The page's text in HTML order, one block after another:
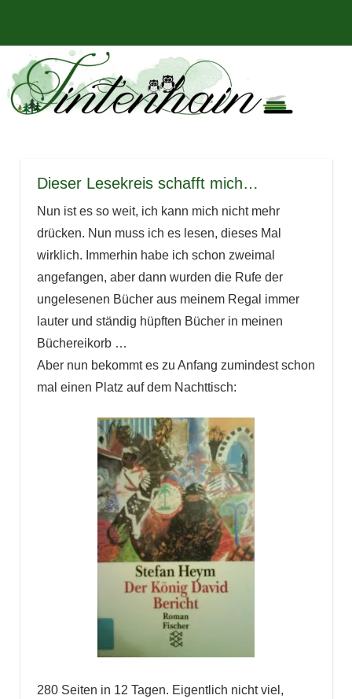
springen
Tintenhain
–
Der
Rezensionen
und
mehr
Dieser Lesekreis schafft mich…
Nun ist es so weit, ich kann mich nicht mehr
drücken. Nun muss ich es lesen, dieses Mal
wirklich. Immerhin habe ich schon zweimal
angefangen, aber dann wurden die Rufe der
ungelesenen Bücher aus meinem Regal immer
lauter und ständig hüpften Bücher in meinen
Büchereikorb …
Aber nun bekommt es zu Anfang zumindest schon
mal einen Platz auf dem Nachttisch:
280 Seiten in 12 Tagen. Eigentlich nicht viel,